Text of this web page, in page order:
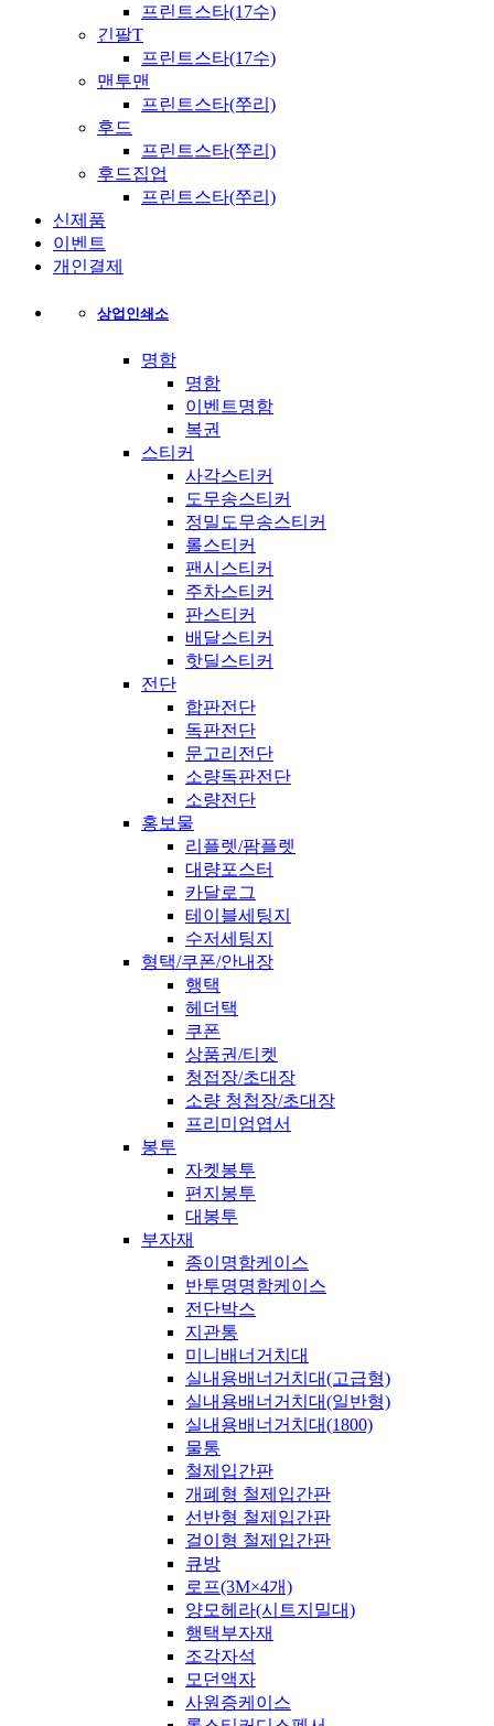
프린트스타(17수)
긴팔T
프린트스타(17수)
맨투맨
프린트스타(쭈리)
후드
프린트스타(쭈리)
후드집업
프린트스타(쭈리)
신제품
이벤트
개인결제
상업인쇄소
명함
명함
이벤트명함
복권
스티커
사각스티커
도무송스티커
정밀도무송스티커
롤스티커
팬시스티커
주차스티커
판스티커
배달스티커
핫딜스티커
전단
합판전단
독판전단
문고리전단
소량독판전단
소량전단
홍보물
리플렛/팜플렛
대량포스터
카달로그
테이블세팅지
수저세팅지
형택/쿠폰/안내장
행택
헤더택
쿠폰
상품권/티켓
청접장/초대장
소량 청첩장/초대장
프리미엄엽서
봉투
자켓봉투
편지봉투
대봉투
부자재
종이명함케이스
반투명명함케이스
전단박스
지관통
미니배너거치대
실내용배너거치대(고급형)
실내용배너거치대(일반형)
실내용배너거치대(1800)
물통
철제입간판
개폐형 철제입간판
선반형 철제입간판
걸이형 철제입간판
큐방
로프(3M×4개)
양모헤라(시트지밀대)
행택부자재
조각자석
모던액자
사원증케이스